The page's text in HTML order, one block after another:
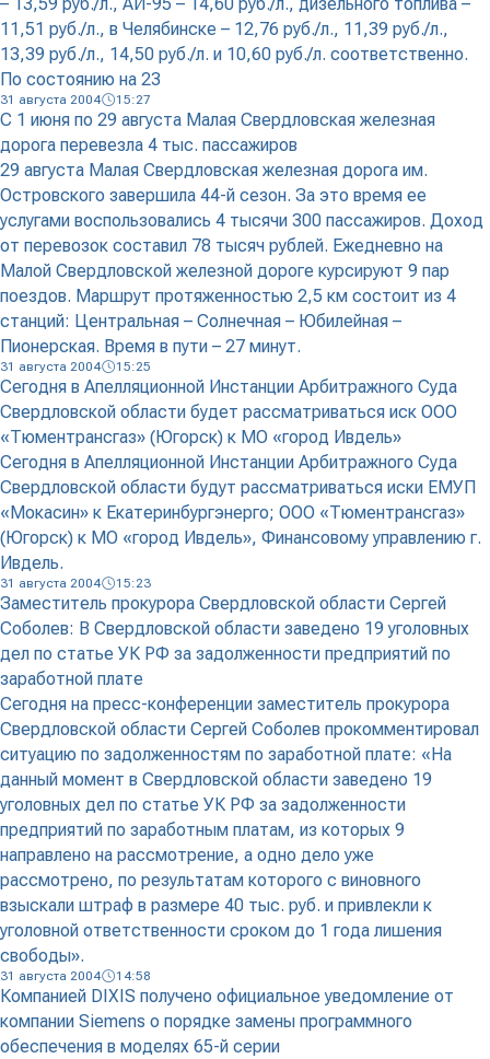
– 13,59 руб./л., АИ-95 – 14,60 руб./л., дизельного топлива –
11,51 руб./л., в Челябинске – 12,76 руб./л., 11,39 руб./л.,
13,39 руб./л., 14,50 руб./л. и 10,60 руб./л. соответственно.
По состоянию на 23
31 августа 2004 15:27
С 1 июня по 29 августа Малая Свердловская железная
дорога перевезла 4 тыс. пассажиров
29 августа Малая Свердловская железная дорога им.
Островского завершила 44-й сезон. За это время ее
услугами воспользовались 4 тысячи 300 пассажиров. Доход
от перевозок составил 78 тысяч рублей. Ежедневно на
Малой Свердловской железной дороге курсируют 9 пар
поездов. Маршрут протяженностью 2,5 км состоит из 4
станций: Центральная – Солнечная – Юбилейная –
Пионерская. Время в пути – 27 минут.
31 августа 2004 15:25
Сегодня в Апелляционной Инстанции Арбитражного Суда
Свердловской области будет рассматриваться иск ООО
«Тюментрансгаз» (Югорск) к МО «город Ивдель»
Сегодня в Апелляционной Инстанции Арбитражного Суда
Свердловской области будут рассматриваться иски ЕМУП
«Мокасин» к Екатеринбургэнерго; ООО «Тюментрансгаз»
(Югорск) к МО «город Ивдель», Финансовому управлению г.
Ивдель.
31 августа 2004 15:23
Заместитель прокурора Свердловской области Сергей
Соболев: В Свердловской области заведено 19 уголовных
дел по статье УК РФ за задолженности предприятий по
заработной плате
Сегодня на пресс-конференции заместитель прокурора
Свердловской области Сергей Соболев прокомментировал
ситуацию по задолженностям по заработной плате: «На
данный момент в Свердловской области заведено 19
уголовных дел по статье УК РФ за задолженности
предприятий по заработным платам, из которых 9
направлено на рассмотрение, а одно дело уже
рассмотрено, по результатам которого с виновного
взыскали штраф в размере 40 тыс. руб. и привлекли к
уголовной ответственности сроком до 1 года лишения
свободы».
31 августа 2004 14:58
Компанией DIXIS получено официальное уведомление от
компании Siemens о порядке замены программного
обеспечения в моделях 65-й серии